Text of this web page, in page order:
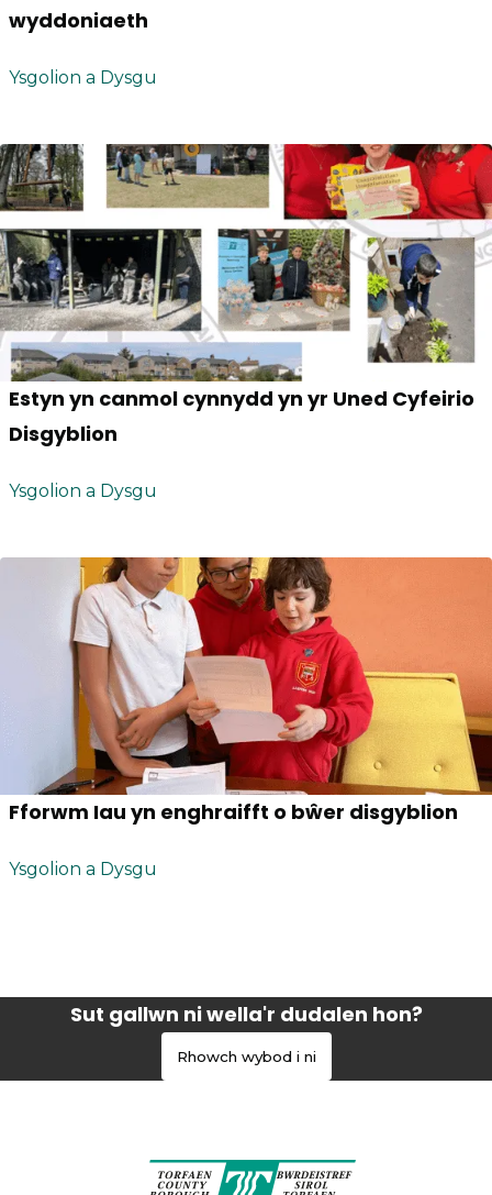
wyddoniaeth
Ysgolion a Dysgu
Estyn yn canmol cynnydd yn yr Uned Cyfeirio
Disgyblion
Ysgolion a Dysgu
Fforwm Iau yn enghraifft o bŵer disgyblion
Ysgolion a Dysgu
Sut gallwn ni wella'r dudalen hon?
Rhowch wybod i ni